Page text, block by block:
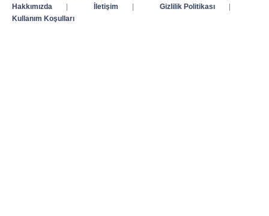
Hakkımızda
| İletişim | Gizlilik Politikası
|
Kullanım Koşulları